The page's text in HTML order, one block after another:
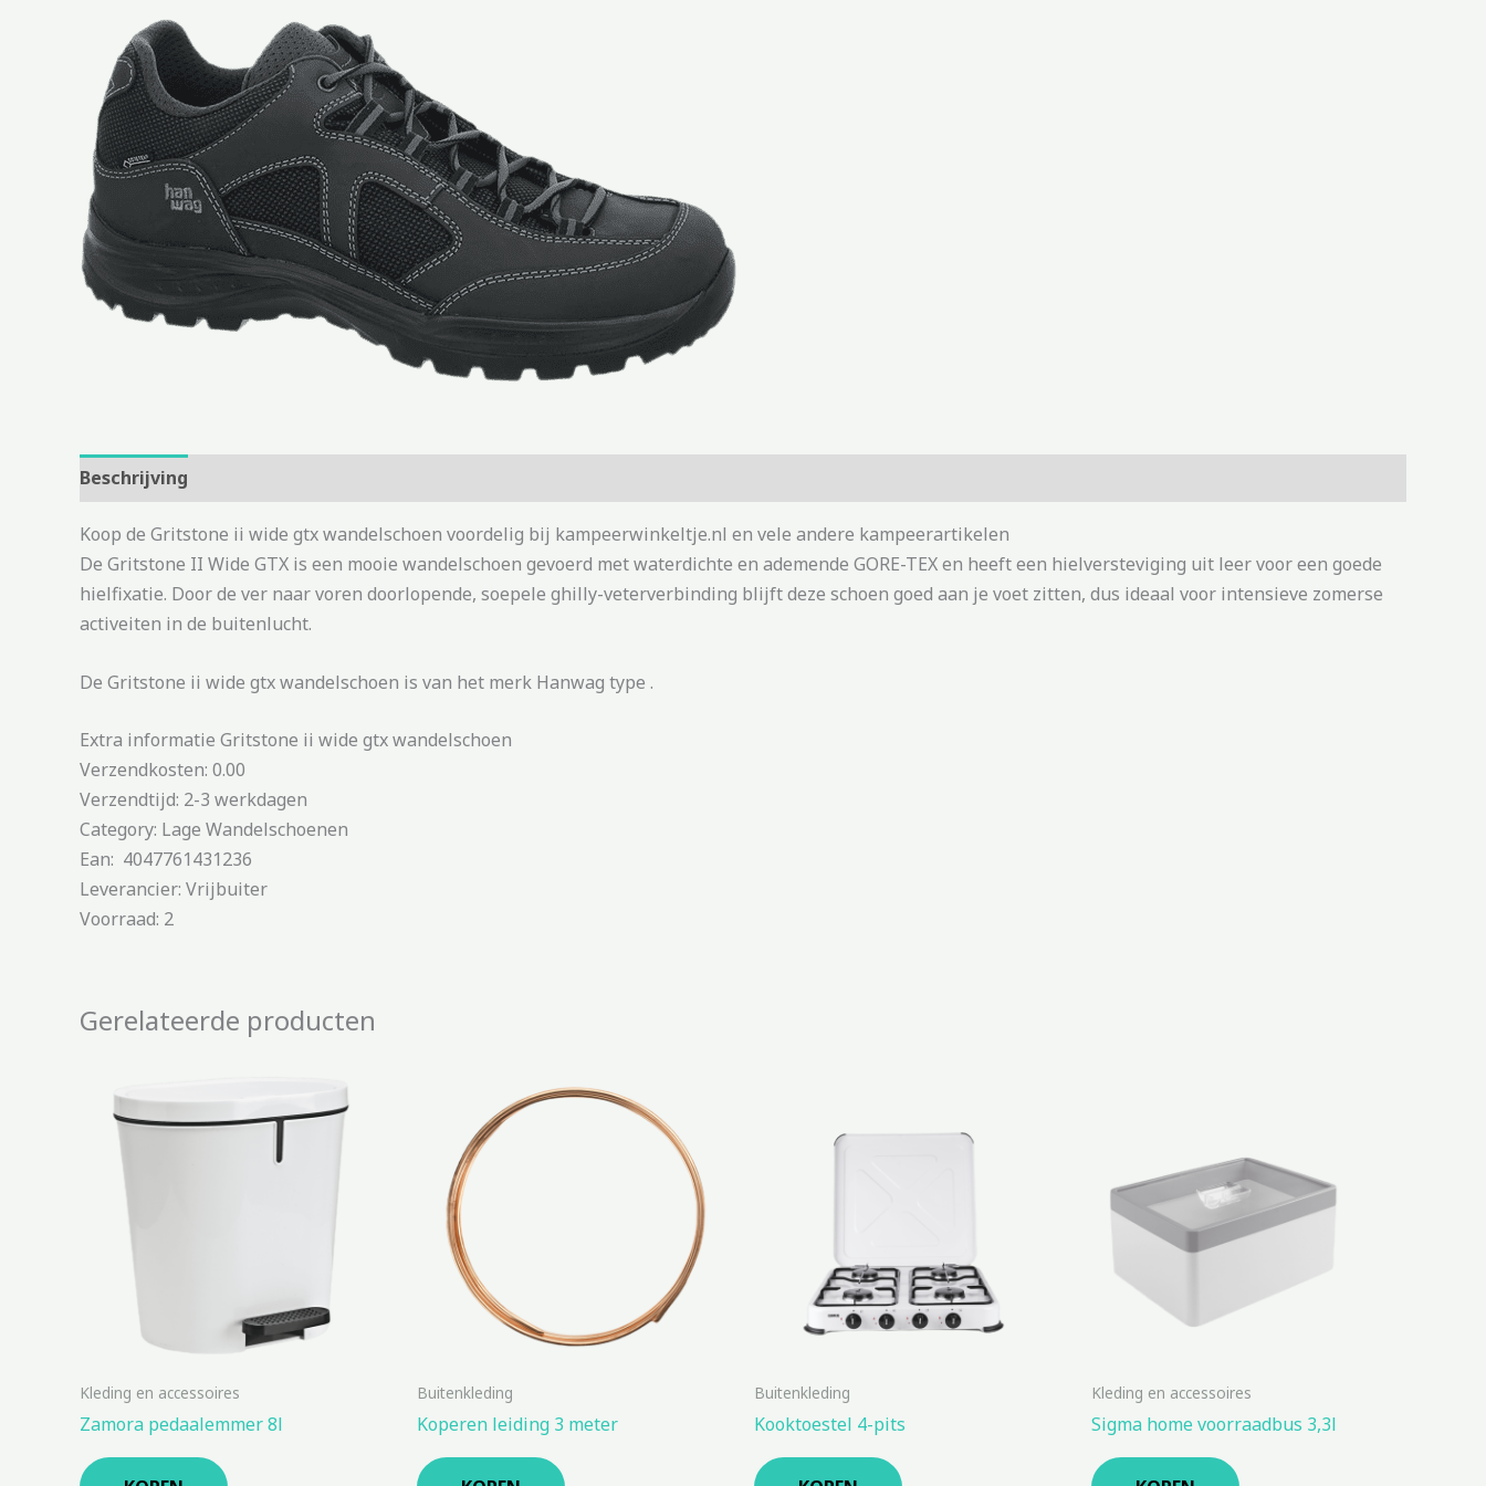
Beschrijving
Koop de Gritstone ii wide gtx wandelschoen voordelig bij kampeerwinkeltje.nl en vele andere kampeerartikelen
De Gritstone II Wide GTX is een mooie wandelschoen gevoerd met waterdichte en ademende GORE-TEX en heeft een hielversteviging uit leer voor een goede
hielfixatie. Door de ver naar voren doorlopende, soepele ghilly-veterverbinding blijft deze schoen goed aan je voet zitten, dus ideaal voor intensieve zomerse
activeiten in de buitenlucht.
De Gritstone ii wide gtx wandelschoen is van het merk Hanwag type .
Extra informatie Gritstone ii wide gtx wandelschoen
Verzendkosten: 0.00
Verzendtijd: 2-3 werkdagen
Category: Lage Wandelschoenen
Ean: 4047761431236
Leverancier: Vrijbuiter
Voorraad: 2
Gerelateerde producten
Kleding en accessoires
Zamora pedaalemmer 8l
Buitenkleding
Koperen leiding 3 meter
Buitenkleding
Kooktoestel 4-pits
Kleding en accessoires
Sigma home voorraadbus 3,3l